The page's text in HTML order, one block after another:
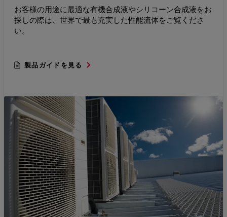
お客様の用途に最適な有機合成液やシリコーン合成液をお
探しの際は、世界で最も充実した性能流体をご覧くださ
い。
製品ガイドを見る